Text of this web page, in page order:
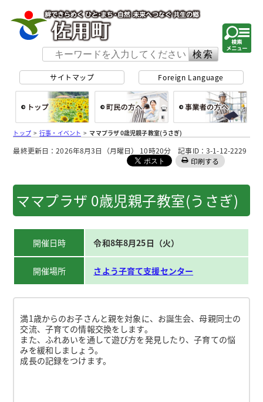
サイトマップ Foreign Language
総合トップ 町民の方へ
トップ>行事・イベント > ママプラザ 0歳児親子教室(うさぎ)
最終更新日：2026年8月3日（月曜日） 10時20分 記事ID：3-1-12-2229
印刷する
ママプラザ 0歳児親子教室(うさぎ)
開催日時 令和8年8月25日（火）
開催場所 さよう子育て支援センター
満1歳からのお子さんと親を対象に、お誕生会、母親同士の
交流、子育ての情報交換をします。
また、ふれあいを通して遊び方を発見したり、子育ての悩
みを緩和しましょう。
成長の記録をつけます。